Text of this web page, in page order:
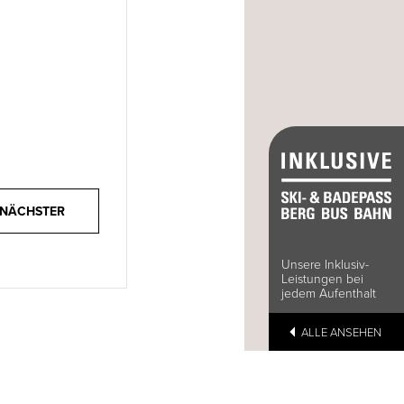
Unsere Inklusiv-
Leistungen bei
jedem Aufenthalt
ALLE ANSEHEN